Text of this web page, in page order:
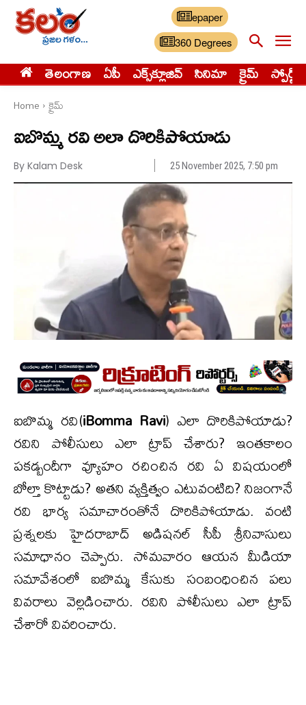
epaper
360 Degrees
తెలంగాణ ఏపీ ఎక్స్‌క్లూజివ్‌ సినిమా క్రైమ్ స్పోర్ట్స్
Home క్రైమ్
ఐబొమ్మ రవి అలా దొరికిపోయాడు
By Kalam Desk 25 November 2025, 7:50 pm
ఐబొమ్మ రవి(iBomma Ravi) ఎలా దొరికిపోయాడు?
రవిని పోలీసులు ఎలా ట్రాప్ చేశారు? ఇంతకాలం
పకడ్బందీగా వ్యూహం రచించిన రవి ఏ విషయంలో
బోల్తా కొట్టాడు? అతని వ్యక్తిత్వం ఎటువంటిది? నిజంగానే
రవి భార్య సమాచారంతోనే దొరికిపోయాడు. వంటి
ప్రశ్నలకు హైదరాబాద్ అడిషనల్ సీపీ శ్రీనివాసులు
సమాధానం చెప్పారు. సోమవారం ఆయన మీడియా
సమావేశంలో ఐబొమ్మ కేసుకు సంబంధించిన పలు
వివరాలు వెల్లడించారు. రవిని పోలీసులు ఎలా ట్రాప్
చేశారో వివరించారు.